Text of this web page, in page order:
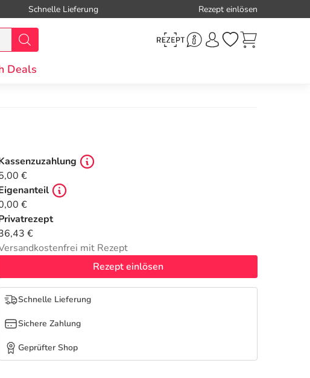
Schnelle Lieferung Rezept einlösen
Deals
€
€
€
mit Rezept
Rezept einlösen
Schnelle Lieferung
Sichere Zahlung
Geprüfter Shop